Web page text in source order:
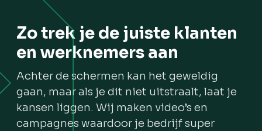
BELLEN
Zo trek je de juiste klanten
en werknemers aan
Achter de schermen kan het geweldig
gaan, maar als je dit niet uitstraalt, laat je
kansen liggen. Wij maken video’s en
campagnes waardoor je bedrijf super